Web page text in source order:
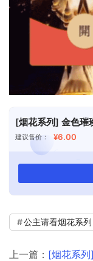
[烟花系列] 金色璀
建议售价： ¥6.00
公主请看烟花系列
上一篇： [烟花系